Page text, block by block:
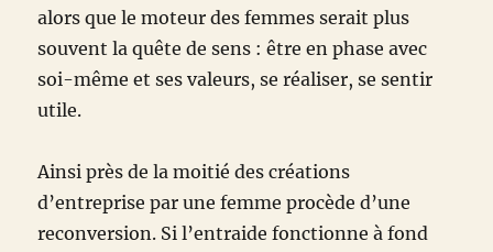
alors que le moteur des femmes serait plus
souvent la quête de sens : être en phase avec
soi-même et ses valeurs, se réaliser, se sentir
utile.
Ainsi près de la moitié des créations
d’entreprise par une femme procède d’une
reconversion. Si l’entraide fonctionne à fond